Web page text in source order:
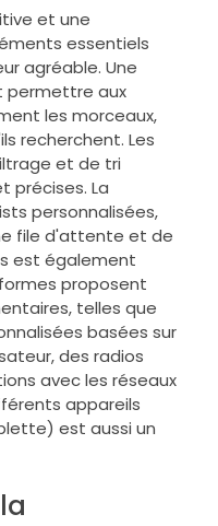
et une
essentiels
agréable. Une
permettre aux
les morceaux,
recherchent. Les
et de tri
précises. La
personnalisées,
file d'attente et de
est également
proposent
telles que
basées sur
des radios
avec les réseaux
appareils
est aussi un